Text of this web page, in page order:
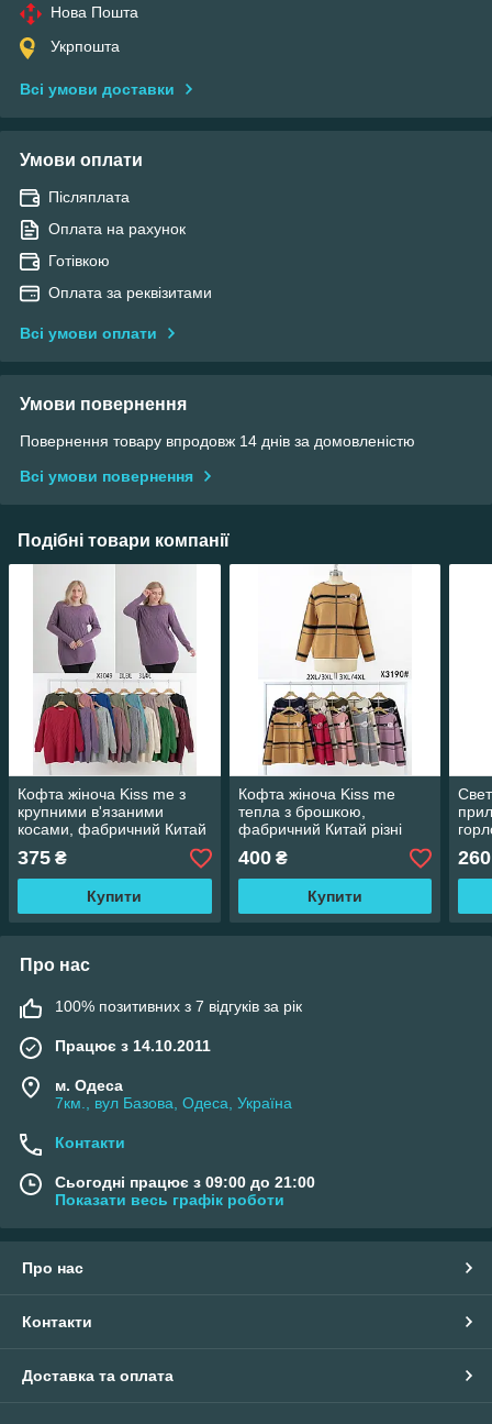
Нова Пошта
Укрпошта
Всі умови доставки
Умови оплати
Післяплата
Оплата на рахунок
Готівкою
Оплата за реквізитами
Всі умови оплати
Умови повернення
Повернення товару впродовж 14 днів за домовленістю
Всі умови повернення
Подібні товари компанії
Кофта жіноча Kiss me з
крупними в'язаними
косами, фабричний Китай
різні кольори. Розміри
2XL/3XL - 3XL/4XL
375 ₴
Купити
Кофта жіноча Kiss me
тепла з брошкою,
фабричний Китай різні
кольори. Розміри 2XL/3XL-
3XL/4XL
400₴
Купити
- L/
260
Про нас
100% позитивних з 7 відгуків за рік
Працює з 14.10.2011
м. Одеса
7км., вул Базова, Одеса, Україна
Контакти
Сьогодні працює з 09:00 до 21:00
Показати весь графік роботи
Про нас
Контакти
Доставка та оплата